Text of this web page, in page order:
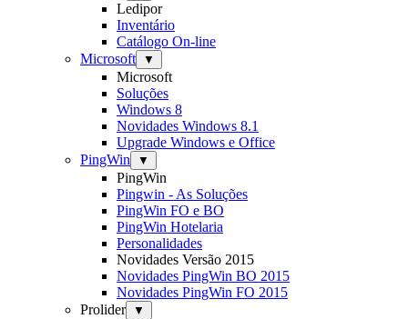
Ledipor
Inventário
Catálogo On-line
Microsoft
▼
Microsoft
Soluções
Windows 8
Novidades Windows 8.1
Upgrade Windows e Office
PingWin
▼
PingWin
Pingwin - As Soluções
PingWin FO e BO
PingWin Hotelaria
Personalidades
Novidades Versão 2015
Novidades PingWin BO 2015
Novidades PingWin FO 2015
Prolider
▼